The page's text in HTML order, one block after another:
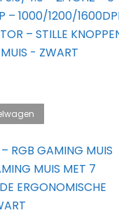
– 1000/1200/
– STILLE
- ZWART
– RGB GAMING MUIS
MUIS MET 7
ERGONOMISCHE